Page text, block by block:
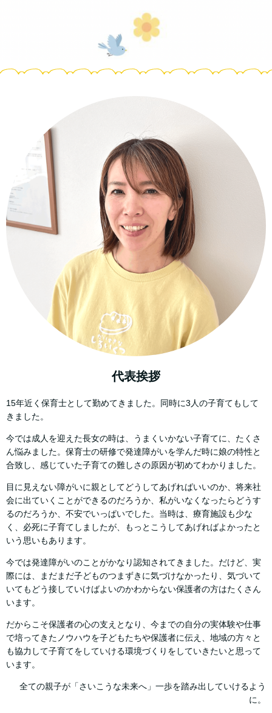
代表挨拶
15年近く保育士として勤めてきました。同時に3人の子育てもして
きました。
今では成人を迎えた長女の時は、うまくいかない子育てに、たくさ
ん悩みました。保育士の研修で発達障がいを学んだ時に娘の特性と
合致し、感じていた子育ての難しさの原因が初めてわかりました。
目に見えない障がいに親としてどうしてあげればいいのか、将来社
会に出ていくことができるのだろうか、私がいなくなったらどうす
るのだろうか、不安でいっぱいでした。当時は、療育施設も少な
く、必死に子育てしましたが、もっとこうしてあげればよかったと
いう思いもあります。
今では発達障がいのことがかなり認知されてきました。だけど、実
際には、まだまだ子どものつまずきに気づけなかったり、気づいて
いてもどう接していけばよいのかわからない保護者の方はたくさん
います。
だからこそ保護者の心の支えとなり、今までの自分の実体験や仕事
で培ってきたノウハウを子どもたちや保護者に伝え、地域の方々と
も協力して子育てをしていける環境づくりをしていきたいと思って
います。
全ての親子が「さいこうな未来へ」一歩を踏み出していけるよう
に。